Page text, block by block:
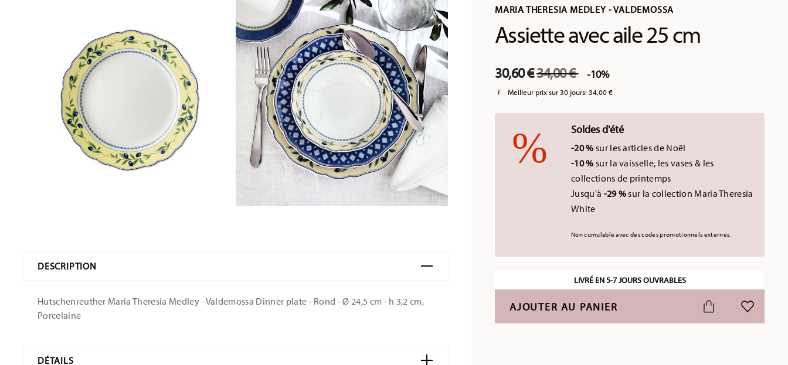
MARIA THERESIA MEDLEY - VALDEMOSSA
Assiette avec aile 25 cm
30,60 €Price reduced from
34,00 €to-10%
Meilleur prix sur 30 jours:34,00 €
Soldes d'été
-20 % sur les articles de Noël
-10 % sur la vaisselle, les vases & les
collections de printemps
Jusqu'à -29 %sur la collection Maria Theresia
White
Non cumulable avec des codes promotionnels externes.
LIVRÉ EN 5-7 JOURS OUVRABLES
AJOUTER AU PANIER LISTE DE
DESCRIPTION
Hutschenreuther Maria Theresia Medley - Valdemossa Dinner plate - Rond - Ø 24,5 cm - h 3,2 cm,
Porcelaine
DÉTAILS